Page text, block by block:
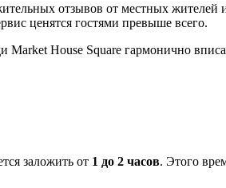
отзывов от местных
ценятся гостями превыше всего.
Market House Square гармонично
заложить от 1 до 2 часов. Этого